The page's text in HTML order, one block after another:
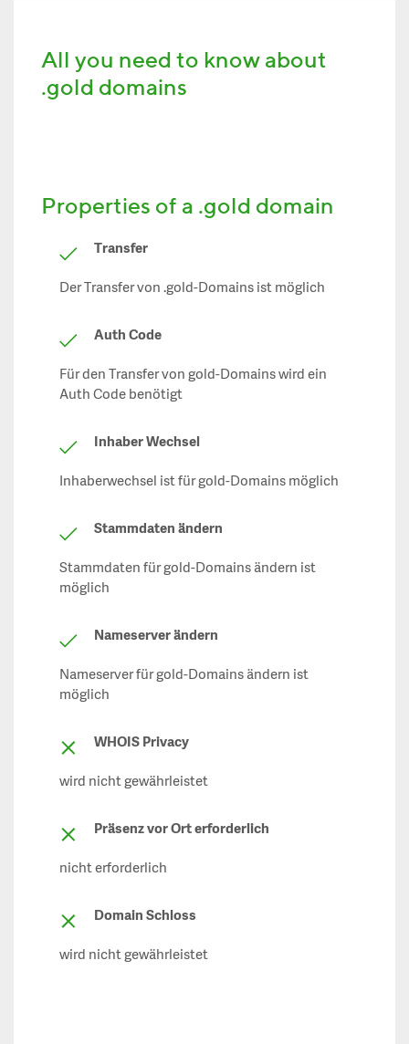
All you need to know about
.gold domains
Properties of a .gold domain
Transfer
Der Transfer von .gold-Domains ist möglich
Auth Code
Für den Transfer von gold-Domains wird ein
Auth Code benötigt
Inhaber Wechsel
Inhaberwechsel ist für gold-Domains möglich
Stammdaten ändern
Stammdaten für gold-Domains ändern ist
möglich
Nameserver ändern
Nameserver für gold-Domains ändern ist
möglich
WHOIS Privacy
wird nicht gewährleistet
Präsenz vor Ort erforderlich
nicht erforderlich
Domain Schloss
wird nicht gewährleistet